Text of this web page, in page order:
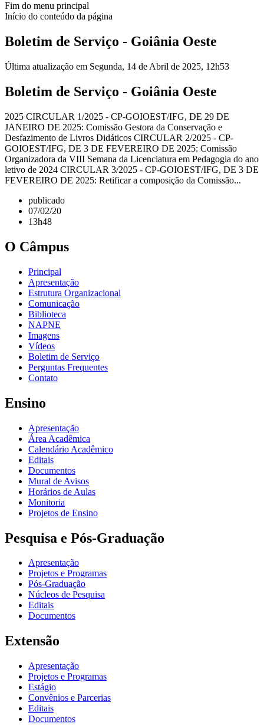
Fim do menu principal
Início do conteúdo da página
Boletim de Serviço - Goiânia Oeste
Última atualização em Segunda, 14 de Abril de 2025, 12h53
Boletim de Serviço - Goiânia Oeste
2025 CIRCULAR 1/2025 - CP-GOIOEST/IFG, DE 29 DE
JANEIRO DE 2025: Comissão Gestora da Conservação e
Desfazimento de Livros Didáticos CIRCULAR 2/2025 - CP-
GOIOEST/IFG, DE 3 DE FEVEREIRO DE 2025: Comissão
Organizadora da VIII Semana da Licenciatura em Pedagogia do ano
letivo de 2024 CIRCULAR 3/2025 - CP-GOIOEST/IFG, DE 3 DE
FEVEREIRO DE 2025: Retificar a composição da Comissão...
publicado
07/02/20
13h48
O Câmpus
Principal
Apresentação
Estrutura Organizacional
Comunicação
Biblioteca
NAPNE
Imagens
Vídeos
Boletim de Serviço
Perguntas Frequentes
Contato
Ensino
Apresentação
Área Acadêmica
Calendário Acadêmico
Editais
Documentos
Mural de Avisos
Horários de Aulas
Monitoria
Projetos de Ensino
Pesquisa e Pós-Graduação
Apresentação
Projetos e Programas
Pós-Graduação
Núcleos de Pesquisa
Editais
Documentos
Extensão
Apresentação
Projetos e Programas
Estágio
Convênios e Parcerias
Editais
Documentos